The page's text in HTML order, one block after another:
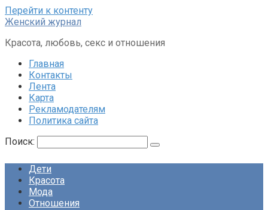
Перейти к контенту
Женский журнал
Красота, любовь, секс и отношения
Главная
Контакты
Лента
Карта
Рекламодателям
Политика сайта
Поиск:
Дети
Красота
Мода
Отношения